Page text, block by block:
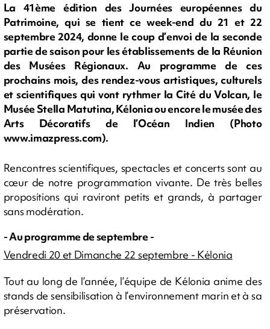
La 41ème édition des Journées européennes du
Patrimoine, qui se tient ce week-end du 21 et 22
septembre 2024, donne le coup d’envoi de la seconde
partie de saison pour les établissements de la Réunion
des Musées Régionaux. Au programme de ces
prochains mois, des rendez-vous artistiques, culturels
et scientifiques qui vont rythmer la Cité du Volcan, le
Musée Stella Matutina, Kélonia ou encore le musée des
Arts Décoratifs de l’Océan Indien (Photo
www.imazpress.com).
Rencontres scientifiques, spectacles et concerts sont au
cœur de notre programmation vivante. De très belles
propositions qui raviront petits et grands, à partager
sans modération.
- Au programme de septembre -
Vendredi 20 et Dimanche 22 septembre - Kélonia
Tout au long de l’année, l’équipe de Kélonia anime des
stands de sensibilisation à l’environnement marin et à sa
préservation.